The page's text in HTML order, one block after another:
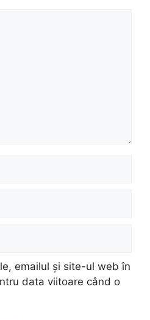
emailul și site-ul web în
data viitoare când o